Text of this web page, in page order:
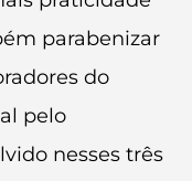
parabenizar
do
pelo
nesses três